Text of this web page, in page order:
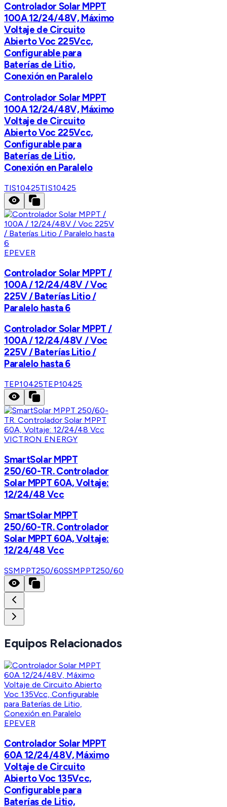
Controlador Solar MPPT
100A 12/24/48V, Máximo
Voltaje de Circuito
Abierto Voc 225Vcc,
Configurable para
Baterías de Litio,
Conexión en Paralelo
Controlador Solar MPPT
100A 12/24/48V, Máximo
Voltaje de Circuito
Abierto Voc 225Vcc,
Configurable para
Baterías de Litio,
Conexión en Paralelo
TIS10425TIS10425
EPEVER
Controlador Solar MPPT /
100A / 12/24/48V / Voc
225V / Baterías Litio /
Paralelo hasta 6
Controlador Solar MPPT /
100A / 12/24/48V / Voc
225V / Baterías Litio /
Paralelo hasta 6
TEP10425TEP10425
VICTRON ENERGY
SmartSolar MPPT
250/60-TR. Controlador
Solar MPPT 60A, Voltaje:
12/24/48 Vcc
SmartSolar MPPT
250/60-TR. Controlador
Solar MPPT 60A, Voltaje:
12/24/48 Vcc
SSMPPT250/60SSMPPT250/60
Equipos Relacionados
EPEVER
Controlador Solar MPPT
60A 12/24/48V, Máximo
Voltaje de Circuito
Abierto Voc 135Vcc,
Configurable para
Baterías de Litio,